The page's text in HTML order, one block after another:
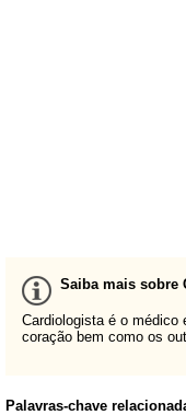
Saiba mais sobre
Cardiologista é o médico
coração bem como os
Palavras-chave